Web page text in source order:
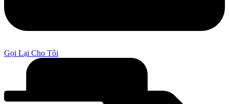
Gọi Lại Cho Tôi